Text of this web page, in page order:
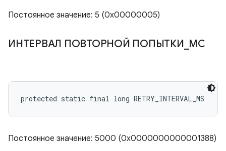
Постоянное значение: 5 (0x00000005)
ИНТЕРВАЛ ПОВТОРНОЙ ПОПЫТКИ МС
protected static final long RETRY_INTERVAL_MS
Постоянное значение: 5000 (0x0000000000001388)